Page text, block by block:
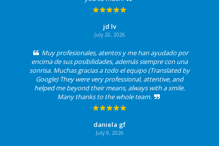
jd lv
July 20, 2026
Muy profesionales, atentos y me han ayudado por
encima de sus posibilidades, además siempre con una
sonrisa. Muchas gracias a todo el equipo (Translated by
Google) They were very professional, attentive, and
helped me beyond their means, always with a smile.
Many thanks to the whole team.
daniela gf
July 9, 2026